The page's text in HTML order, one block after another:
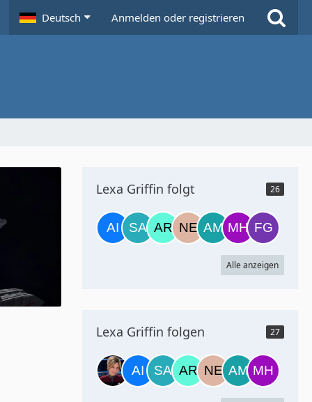
Deutsch Anmelden oder registrieren
Lexa Griffin folgt 26
Alle anzeigen
Lexa Griffin folgen 27